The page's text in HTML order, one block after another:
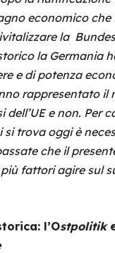
economico
la
la Germania
e di potenza
rappresentato il
dell’UE e non. Per
si trova oggi è
che il
fattori agire sul
l’Ostpolitik